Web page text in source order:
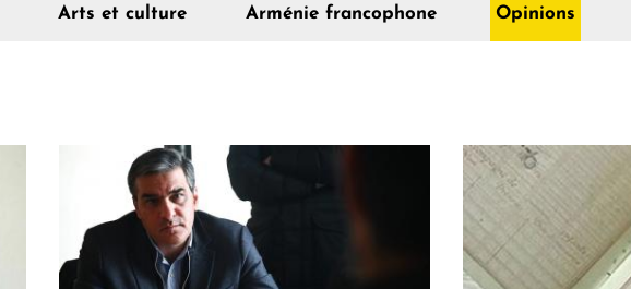
Arts et culture Arménie francophone Opinions